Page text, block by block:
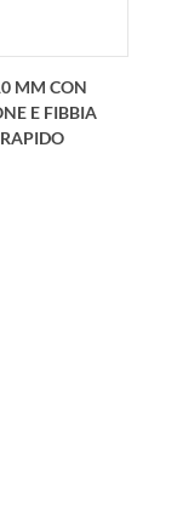
MM CON
E FIBBIA